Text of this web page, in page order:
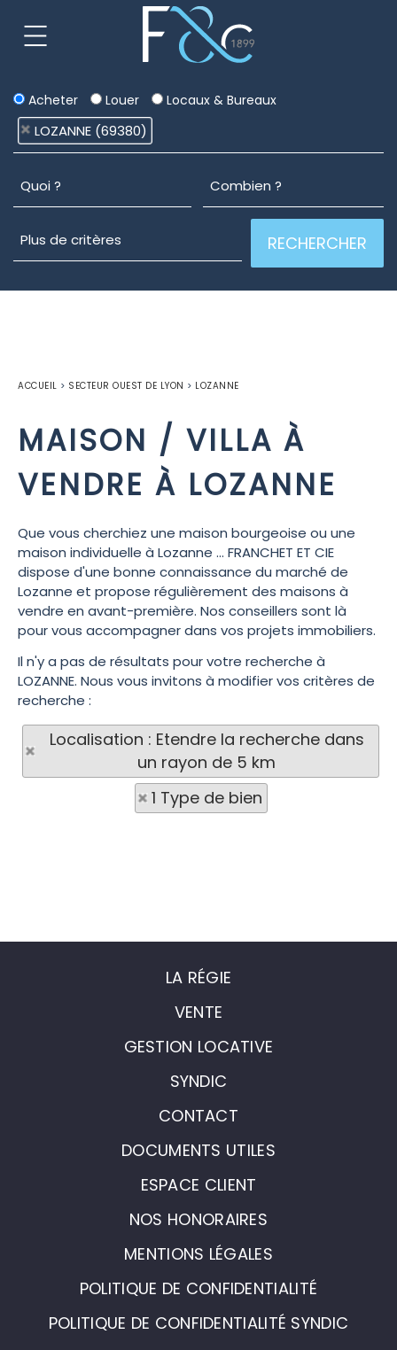
Acheter Louer Locaux & Bureaux
LOZANNE (69380)
ACCUEIL > SECTEUR OUEST DE LYON > LOZANNE
MAISON / VILLA À
VENDRE À LOZANNE
Que vous cherchiez une maison bourgeoise ou une
maison individuelle à Lozanne ... FRANCHET ET CIE
dispose d'une bonne connaissance du marché de
Lozanne et propose régulièrement des maisons à
vendre en avant-première. Nos conseillers sont là
pour vous accompagner dans vos projets immobiliers.
Il n'y a pas de résultats pour votre recherche à
LOZANNE. Nous vous invitons à modifier vos critères de
recherche :
Localisation : Etendre la recherche dans
un rayon de 5 km
1 Type de bien
LA RÉGIE
VENTE
GESTION LOCATIVE
SYNDIC
CONTACT
DOCUMENTS UTILES
ESPACE CLIENT
NOS HONORAIRES
MENTIONS LÉGALES
POLITIQUE DE CONFIDENTIALITÉ
POLITIQUE DE CONFIDENTIALITÉ SYNDIC